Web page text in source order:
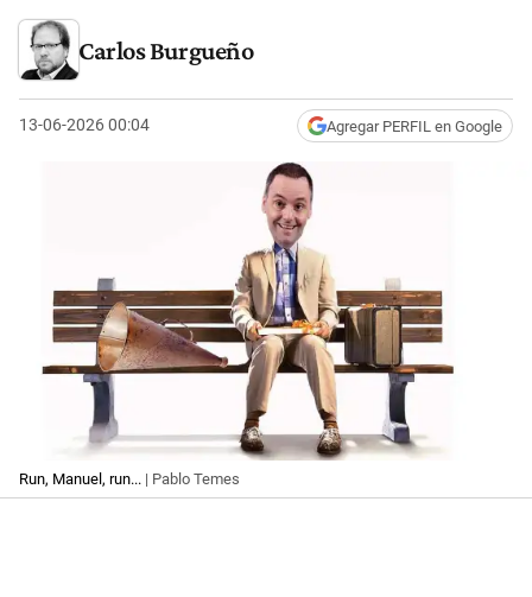
Carlos Burgueño
13-06-2026 00:04 Agregar PERFIL en Google
Run, Manuel, run... | Pablo Temes